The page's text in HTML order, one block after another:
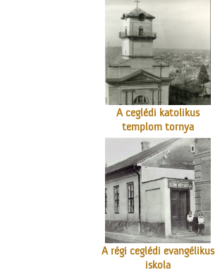
A ceglédi katolikus
templom tornya
A régi ceglédi evangélikus
iskola